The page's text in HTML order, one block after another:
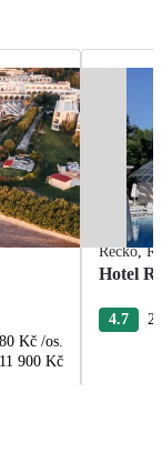
Kč /os.
11 900 Kč
Řecko,
Hotel
4.7